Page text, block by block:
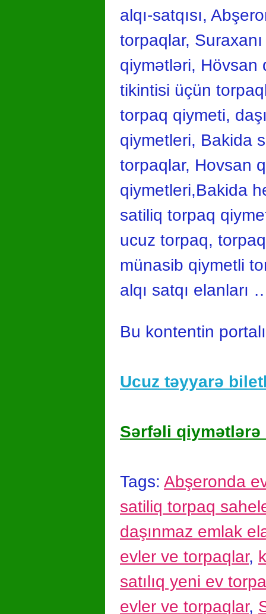
alqı-satqısı,
torpaqlar,
qiymətləri, Hövsan
tikintisi üçün
torpaq qiymeti,
qiymetleri, Bakida
torpaqlar, Hovsan
qiymetleri,Bakida
satiliq torpaq
ucuz torpaq,
münasib qiymetli
alqı satqı elanları
Bu kontentin
Ucuz təyyarə
Sərfəli qiymətlərə
Tags: Abşeronda
satiliq torpaq
daşınmaz emlak
evler ve torpaqlar,
satılıq yeni ev
evler ve torpaqlar,